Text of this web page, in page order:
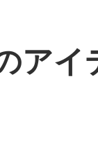
アイ